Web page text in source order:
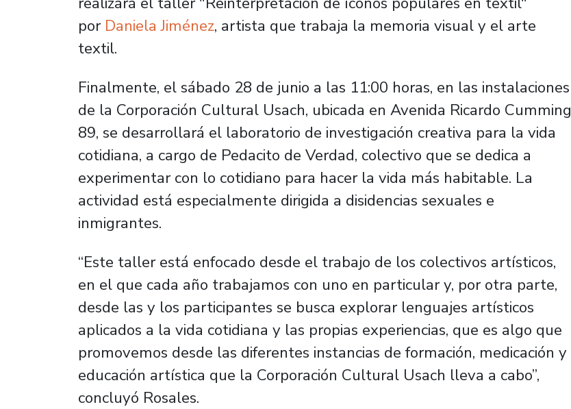
por Daniela Jiménez, artista que trabaja la memoria visual y el arte
textil.
Finalmente, el sábado 28 de junio a las 11:00 horas, en las instalaciones
de la Corporación Cultural Usach, ubicada en Avenida Ricardo Cumming
89, se desarrollará el laboratorio de investigación creativa para la vida
cotidiana, a cargo de Pedacito de Verdad, colectivo que se dedica a
experimentar con lo cotidiano para hacer la vida más habitable. La
actividad está especialmente dirigida a disidencias sexuales e
inmigrantes.
“Este taller está enfocado desde el trabajo de los colectivos artísticos,
en el que cada año trabajamos con uno en particular y, por otra parte,
desde las y los participantes se busca explorar lenguajes artísticos
aplicados a la vida cotidiana y las propias experiencias, que es algo que
promovemos desde las diferentes instancias de formación, medicación y
educación artística que la Corporación Cultural Usach lleva a cabo”,
concluyó Rosales.